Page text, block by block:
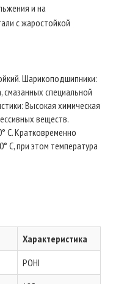
и на
с жаростойкой
Шарикоподшипники:
специальной
Высокая химическая
веществ.
C. Кратковременно
C, при этом температура
Характеристика
POHI